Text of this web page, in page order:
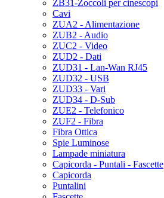
ZB31-Zoccoli per cinescopi
Cavi
ZUA2 - Alimentazione
ZUB2 - Audio
ZUC2 - Video
ZUD2 - Dati
ZUD31 - Lan-Wan RJ45
ZUD32 - USB
ZUD33 - Vari
ZUD34 - D-Sub
ZUE2 - Telefonico
ZUF2 - Fibra
Fibra Ottica
Spie Luminose
Lampade miniatura
Capicorda - Puntali - Fascette
Capicorda
Puntalini